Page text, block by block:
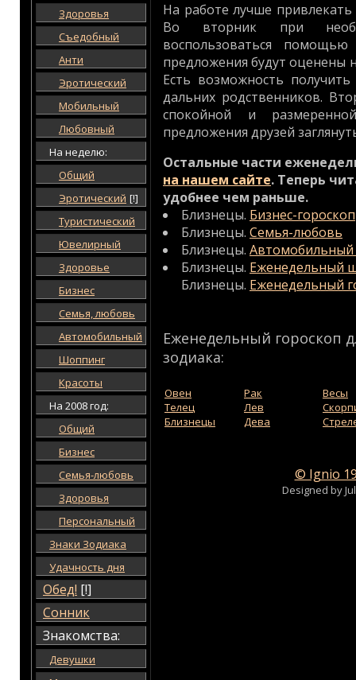
Здоровья
Съедобный
Анти
Эротический
Мобильный
Любовный
На неделю:
Общий
Эротический [!]
Туристический
Ювелирный
Здоровье
Бизнес
Семья, любовь
Автомобильный
Шоппинг
Красоты
На 2008 год:
Общий
Бизнес
Семья-любовь
Здоровья
Персональный
Знаки Зодиака
Удачность дня
Обед! [!]
Сонник
Знакомства:
Девушки
На работе лучше
Во вторник при
воспользоваться
предложения будут оценены
Есть возможность
дальних родственников.
спокойной и
предложения друзей
Остальные части
на нашем сайте. Теперь
удобнее чем раньше.
Близнецы. Бизнес-гороскоп
Близнецы. Семья-любовь
Близнецы. Автомобильный
Близнецы. Еженедельный
Близнецы. Еженедельный
Еженедельный гороскоп
зодиака:
Овен
Телец
Близнецы
Рак
Лев
Дева
Весы
© Ignio
Designed by